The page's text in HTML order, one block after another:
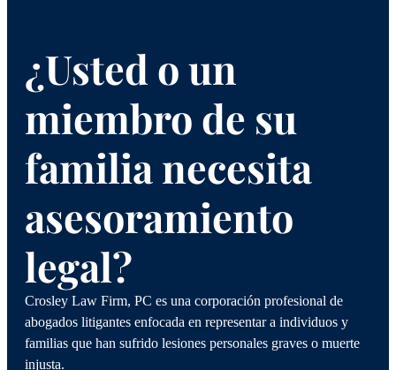
¿Usted o un
miembro de su
familia necesita
asesoramiento
legal?
Crosley Law Firm, PC es una corporación profesional de
abogados litigantes enfocada en representar a individuos y
familias que han sufrido lesiones personales graves o muerte
injusta.